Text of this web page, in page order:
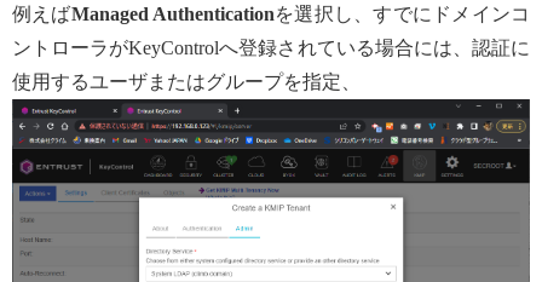
例えばManaged Authenticationを選択し、すでにドメインコ
ントローラがKeyControlへ登録されている場合には、認証に
使用するユーザまたはグループを指定、